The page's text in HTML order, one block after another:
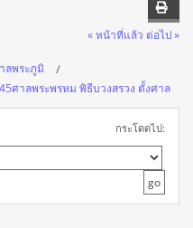
« หน้าที่แล้ว ต่อไป »
ลพระภูมิ
ศาลพระพรหม พิธีบวงสรวง ตั้งศาล
กระโดดไป: